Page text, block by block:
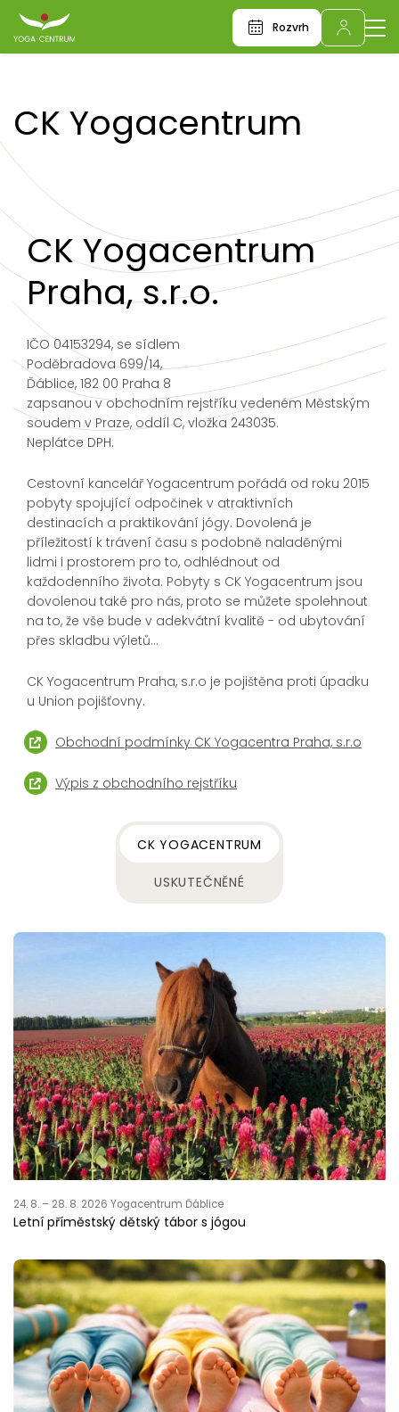
Rozvrh
CK Yogacentrum
CK Yogacentrum
Praha, s.r.o.
IČO 04153294, se sídlem
Poděbradova 699/14,
Ďáblice, 182 00 Praha 8
zapsanou v obchodním rejstříku vedeném Městským
soudem v Praze, oddíl C, vložka 243035.
Neplátce DPH.
Cestovní kancelář Yogacentrum pořádá od roku 2015
pobyty spojující odpočinek v atraktivních
destinacích a praktikování jógy. Dovolená je
příležitostí k trávení času s podobně naladěnými
lidmi i prostorem pro to, odhlédnout od
každodenního života. Pobyty s CK Yogacentrum jsou
dovolenou také pro nás, proto se můžete spolehnout
na to, že vše bude v adekvátní kvalitě - od ubytování
přes skladbu výletů...
CK Yogacentrum Praha, s.r.o je pojištěna proti úpadku
u Union pojišťovny.
Obchodní podmínky CK Yogacentra Praha, s.r.o
Výpis z obchodního rejstříku
CK YOGACENTRUM
USKUTEČNĚNÉ
24. 8. – 28. 8. 2026 Yogacentrum Ďáblice
Letní příměstský dětský tábor s jógou